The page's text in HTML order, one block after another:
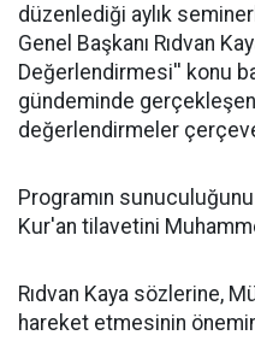
düzenlediği aylık
Genel Başkanı Rıdvan
Değerlendirmesi'' konu
gündeminde
değerlendirmeler
Programın
Kur'an tilavetini
Rıdvan Kaya sözlerine,
hareket etmesinin